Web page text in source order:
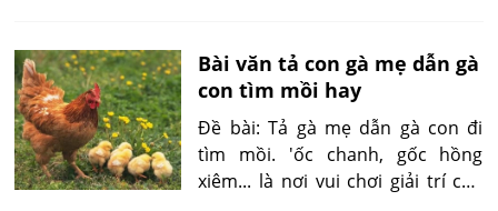
Bài văn tả con gà mẹ dẫn gà
con tìm mồi hay
Đề bài: Tả gà mẹ dẫn gà con đi
tìm mồi. 'ốc chanh, gốc hồng
xiêm... là nơi vui chơi giải trí của